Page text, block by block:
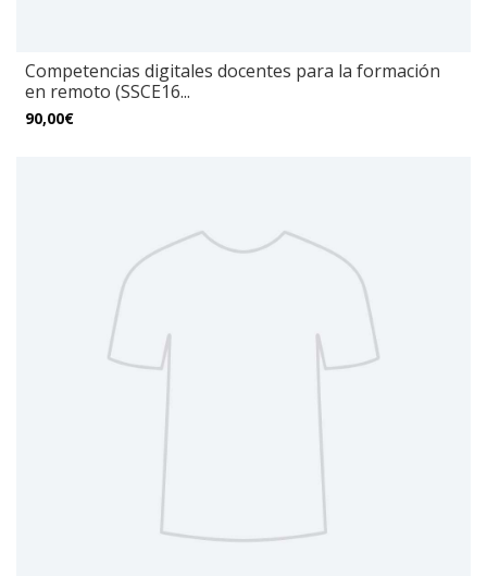
Competencias digitales docentes para la formación
en remoto (SSCE16...
90,00€